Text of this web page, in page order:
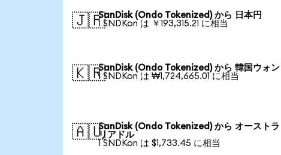
🇯🇵SanDisk (Ondo Tokenized) から 日本円
1 SNDKon は ￥193,315.21 に相当
🇰🇷SanDisk (Ondo Tokenized) から 韓国ウォン
1 SNDKon は ₩1,724,665.01 に相当
🇦🇺SanDisk (Ondo Tokenized) から オーストラ
リアドル
1 SNDKon は $1,733.45 に相当